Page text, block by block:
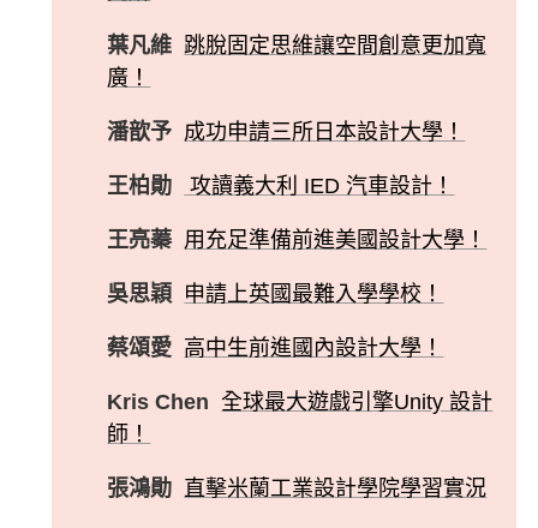
葉凡維 跳脫固定思維讓空間創意更加寬
廣！
潘歆予 成功申請三所日本設計大學！
王柏勛 攻讀義大利 IED 汽車設計！
王亮蓁 用充足準備前進美國設計大學！
吳思穎 申請上英國最難入學學校！
蔡頌愛 高中生前進國內設計大學！
Kris Chen 全球最大遊戲引擎Unity 設計
師！
張鴻勛 直擊米蘭工業設計學院學習實況